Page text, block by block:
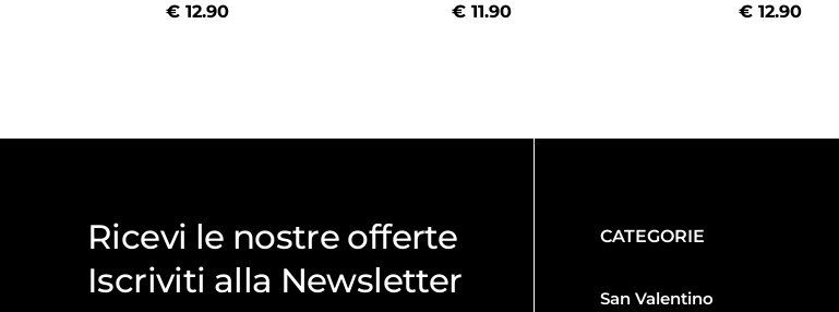
€12.90 € 11.90 € 12.90
Ricevi le nostre offerte
Iscriviti alla Newsletter
CATEGORIE
San Valentino